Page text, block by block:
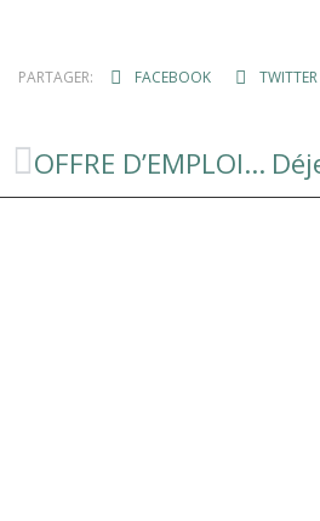
PARTAGER: FACEBOOK TWITTER
OFFRE D’EMPLOI EMPLOYÉ TECHNIQUE TERRITORIAL